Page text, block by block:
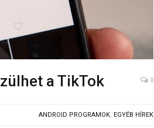
a TikTok 0
ANDROID PROGRAMOK, EGYÉB HÍREK